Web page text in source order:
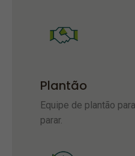
Plantão
Equipe de plantão
parar.